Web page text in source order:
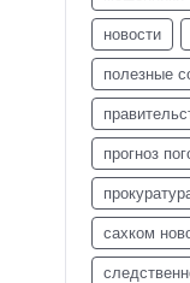
новости
полезные
прогноз
сахком